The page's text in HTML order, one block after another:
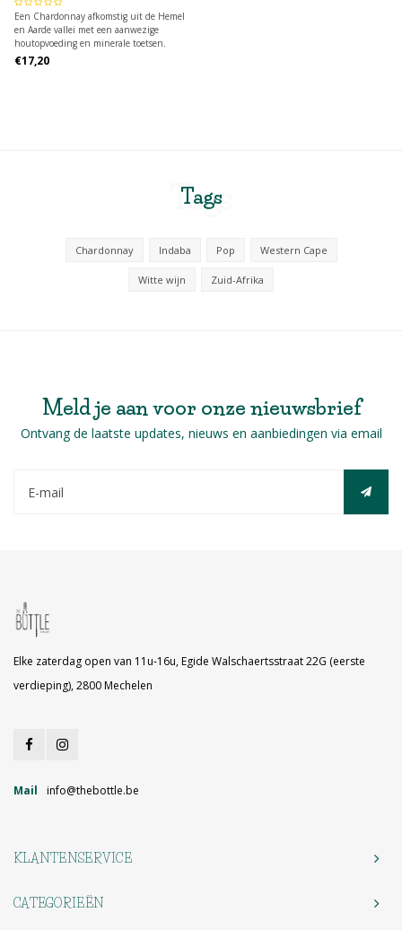
Een Chardonnay afkomstig uit de Hemel
en Aarde vallei met een aanwezige
houtopvoeding en minerale toetsen.
€17,20
Tags
Tags
Chardonnay Indaba Pop Western Cape
Witte wijn Zuid-Afrika
Meld je aan voor onze nieuwsbrief
Ontvang de laatste updates, nieuws en aanbiedingen via email
Elke zaterdag open van 11u-16u, Egide Walschaertsstraat 22G (eerste
verdieping), 2800 Mechelen
Mail info@thebottle.be
KLANTENSERVICE
CATEGORIEËN